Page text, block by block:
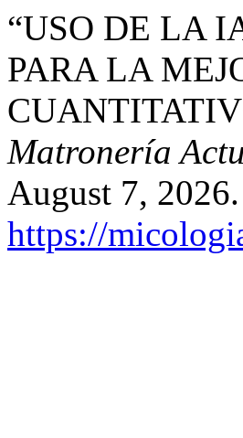
“USO DE LA
PARA LA
Matronería
August 7, 2026.
https://